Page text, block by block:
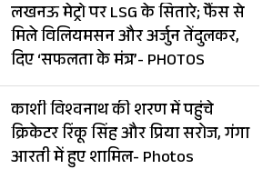
लखनऊ मेट्रो पर LSG के सितारे; फैंस से
मिले विलियमसन और अर्जुन तेंदुलकर,
दिए ‘सफलता के मंत्र’- PHOTOS
काशी विश्वनाथ की शरण में पहुंचे
क्रिकेटर रिंकू सिंह और प्रिया सरोज, गंगा
आरती में हुए शामिल- Photos